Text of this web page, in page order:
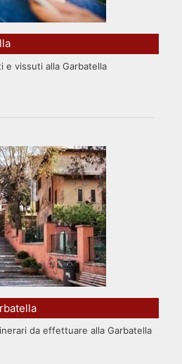
e vissuti alla Garbatella
da effettuare alla Garbatella